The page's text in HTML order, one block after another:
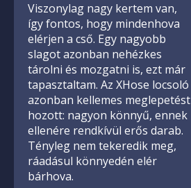
Viszonylag nagy kertem van,
így fontos, hogy mindenhova
elérjen a cső. Egy nagyobb
slagot azonban nehézkes
tárolni és mozgatni is, ezt már
tapasztaltam. Az XHose locsoló
azonban kellemes meglepetést
hozott: nagyon könnyű, ennek
ellenére rendkívül erős darab.
Tényleg nem tekeredik meg,
ráadásul könnyedén elér
bárhova.